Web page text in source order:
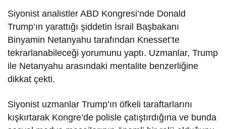
Siyonist analistler ABD Kongresi’nde Donald
Trump’ın yarattığı şiddetin İsrail Başbakanı
Binyamin Netanyahu tarafından Knesset’te
tekrarlanabileceği yorumunu yaptı. Uzmanlar, Trump
ile Netanyahu arasındaki mentalite benzerliğine
dikkat çekti.
Siyonist uzmanlar Trump’ın öfkeli taraftarlarını
kışkırtarak Kongre’de polisle çatıştırdığına ve bunda